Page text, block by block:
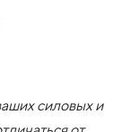
силовых и